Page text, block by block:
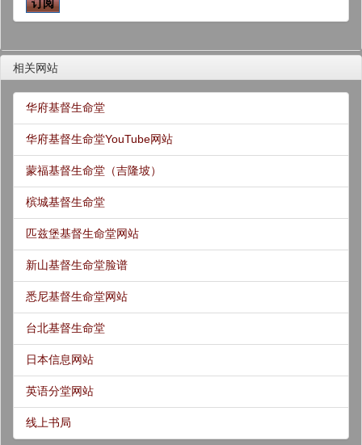
相关网站
华府基督生命堂
华府基督生命堂YouTube网站
蒙福基督生命堂（吉隆坡）
槟城基督生命堂
匹兹堡基督生命堂网站
新山基督生命堂脸谱
悉尼基督生命堂网站
台北基督生命堂
日本信息网站
英语分堂网站
线上书局